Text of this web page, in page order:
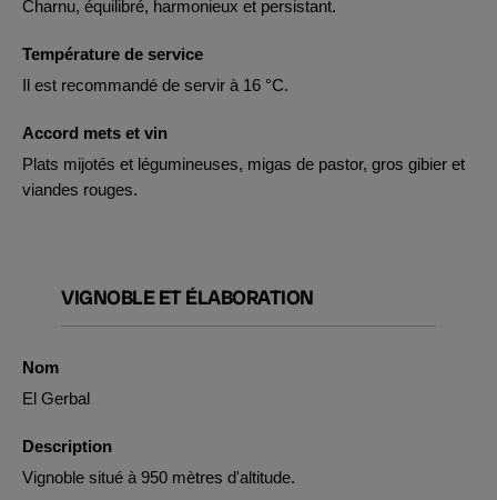
Charnu, équilibré, harmonieux et persistant.
Température de service
Il est recommandé de servir à 16 °C.
Accord mets et vin
Plats mijotés et légumineuses, migas de pastor, gros gibier et
viandes rouges.
VIGNOBLE ET ÉLABORATION
Nom
El Gerbal
Description
Vignoble situé à 950 mètres d'altitude.